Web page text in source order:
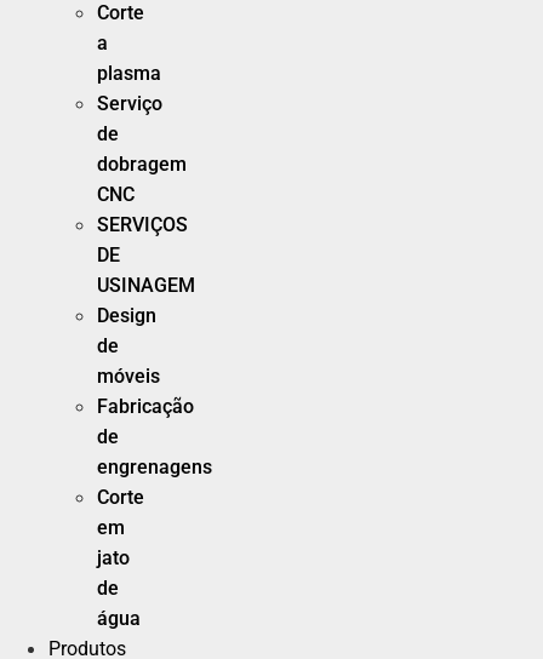
Corte
a
plasma
Serviço
de
dobragem
CNC
SERVIÇOS
DE
USINAGEM
Design
de
móveis
Fabricação
de
engrenagens
Corte
em
jato
de
água
Produtos